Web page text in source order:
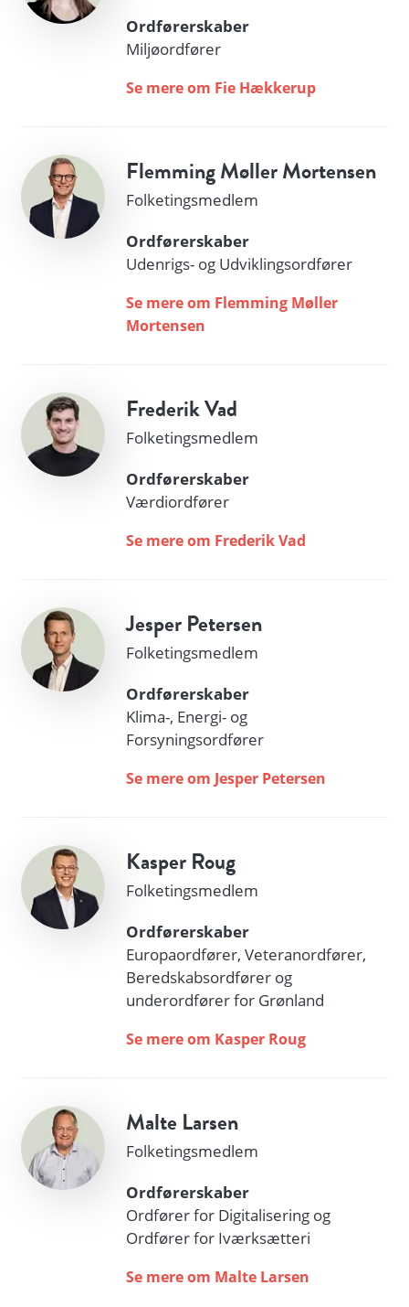
Ordførerskaber
Miljøordfører
Se mere om Fie Hækkerup
Flemming Møller Mortensen
Folketingsmedlem
Ordførerskaber
Udenrigs- og Udviklingsordfører
Se mere om Flemming Møller
Mortensen
Frederik Vad
Folketingsmedlem
Ordførerskaber
Værdiordfører
Se mere om Frederik Vad
Jesper Petersen
Folketingsmedlem
Ordførerskaber
Klima-, Energi- og
Forsyningsordfører
Se mere om Jesper Petersen
Kasper Roug
Folketingsmedlem
Ordførerskaber
Europaordfører, Veteranordfører,
Beredskabsordfører og
underordfører for Grønland
Se mere om Kasper Roug
Malte Larsen
Folketingsmedlem
Ordførerskaber
Ordfører for Digitalisering og
Ordfører for Iværksætteri
Se mere om Malte Larsen